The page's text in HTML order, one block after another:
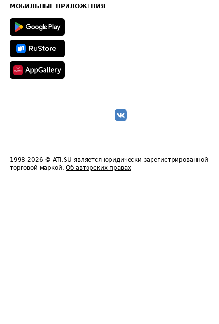
Техническая информация
МОБИЛЬНЫЕ ПРИЛОЖЕНИЯ
1998-2026 © ATI.SU является юридически зарегистрированной
торговой маркой. Об авторских правах